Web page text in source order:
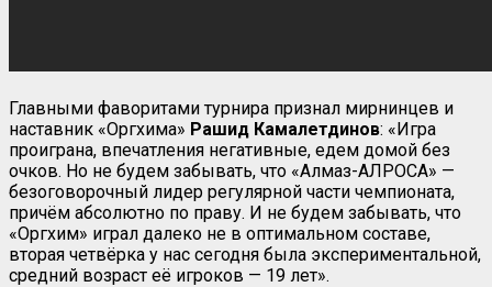
Главными фаворитами турнира признал мирнинцев и
наставник «Оргхима» Рашид Камалетдинов: «Игра
проиграна, впечатления негативные, едем домой без
очков. Но не будем забывать, что «Алмаз-АЛРОСА» —
безоговорочный лидер регулярной части чемпионата,
причём абсолютно по праву. И не будем забывать, что
«Оргхим» играл далеко не в оптимальном составе,
вторая четвёрка у нас сегодня была экспериментальной,
средний возраст её игроков — 19 лет».